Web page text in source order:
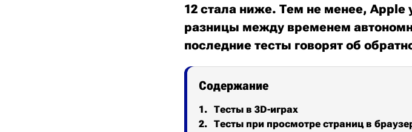
12 стала ниже. Тем не менее, Applе
разницы между временем
последние тесты говорят об
Содержание
Тесты в 3D-играх
Тесты при просмотре страниц в